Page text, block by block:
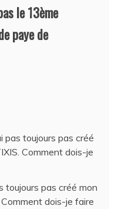
le 13ème
paye de
pas toujours pas créé
Comment dois-je
toujours pas créé mon
dois-je faire